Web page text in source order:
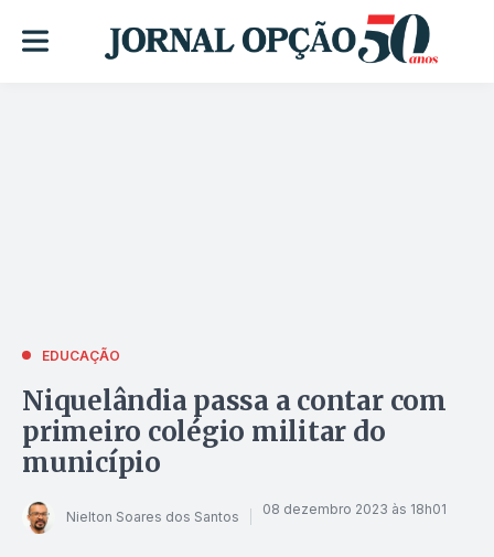
EDUCAÇÃO
Niquelândia passa a contar com
primeiro colégio militar do
município
Nielton Soares dos Santos 08 dezembro 2023 às 18h01